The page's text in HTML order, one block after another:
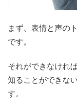
まず、表情と声の
です。
それができなけれ
知ることができな
す。